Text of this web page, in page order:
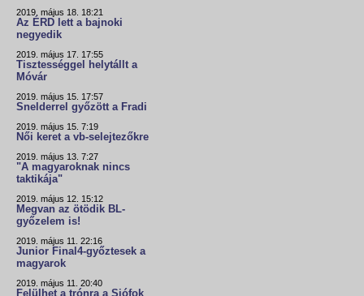
2019. május 18. 18:21
Az ÉRD lett a bajnoki
negyedik
2019. május 17. 17:55
Tisztességgel helytállt a
Móvár
2019. május 15. 17:57
Snelderrel győzött a Fradi
2019. május 15. 7:19
Női keret a vb-selejtezőkre
2019. május 13. 7:27
"A magyaroknak nincs
taktikája"
2019. május 12. 15:12
Megvan az ötödik BL-
győzelem is!
2019. május 11. 22:16
Junior Final4-győztesek a
magyarok
2019. május 11. 20:40
Felülhet a trónra a Siófok